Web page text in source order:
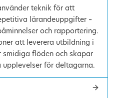
teknik för att
lärandeuppgifter –
och rapportering.
att leverera utbildning i
flöden och skapar
upplevelser för deltagarna.